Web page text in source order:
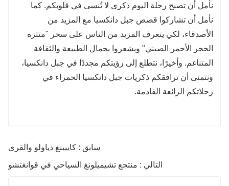
نأمل أن تصبح رحلة اليوم ذكرى لا تُنسى في قلوبكم. كما
نأمل أن تشاركوا قصص جبل دانكسيا مع المزيد من
الأصدقاء، لكي يتعرف المزيد من الناس على سحر "منتزه
الحجر الأحمر الصيني" ويشعروا بجمال الطبيعة والثقافة
المتناغم. وأخيرًا، نتطلع إلى رؤيتكم مجددًا في جبل دانكسيا،
ونتمنى أن ترافقكم ذكريات جبل دانكسيا الحمراء في
رحلاتكم الرائعة القادمة.
سابق : كايبينغ دياولو والقرى
التالي : منتجع تشيميلونغ السياحي في قوانغتشو